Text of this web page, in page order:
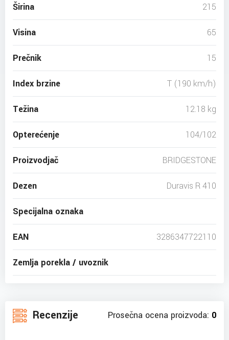
Širina 215
Visina 65
Prečnik 15
Index brzine T (190 km/h)
Težina 12.18 kg
Opterećenje 104/102
Proizvodjač BRIDGESTONE
Dezen Duravis R 410
Specijalna oznaka
EAN 3286347722110
Zemlja porekla / uvoznik
Recenzije Prosečna ocena proizvoda: 0